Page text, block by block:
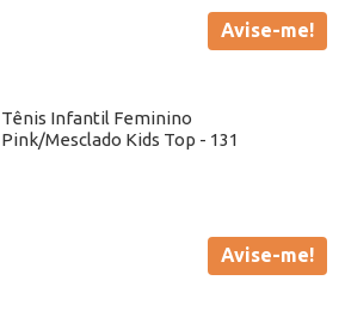
Avise-me!
Tênis Infantil Feminino
Pink/Mesclado Kids Top - 131
Avise-me!